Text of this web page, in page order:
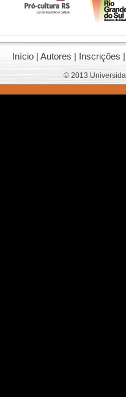
Início | Autores | Inscrições
© 2013